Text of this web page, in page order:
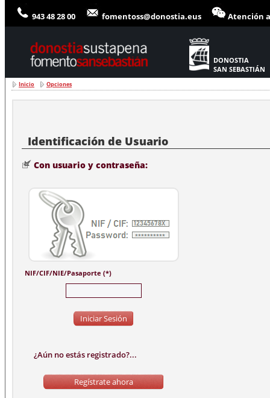
943 48 28 00 fomentoss@donostia.eus Atención
DONOSTIA
SAN SEBASTIÁN
Inicio Opciones
Con usuario y contraseña:
NIF/CIF/NIE/Pasaporte (*)
¿Aún no estás registrado?...